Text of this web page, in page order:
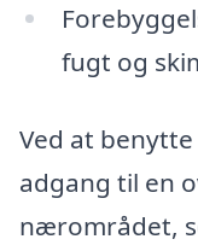
fugt og
Ved at
adgang til en
nærområdet,